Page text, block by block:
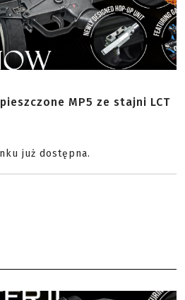
MP5 ze stajni LCT
już dostępna.